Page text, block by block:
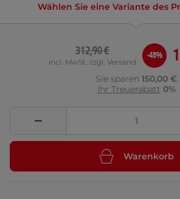
Wählen Sie eine Variante des
312,90 €
incl. MwSt. zzgl. Versand
-48%
Sie sparen 150,00 €
Ihr Treuerabatt 0%
Warenkorb